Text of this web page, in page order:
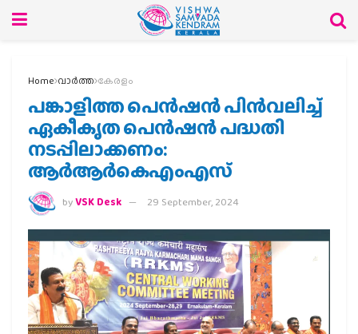
Home വാര്‍ത്ത കേരളം
പങ്കാളിത്ത പെന്‍ഷന്‍ പിന്‍വലിച്ച്
ഏകീകൃത പെന്‍ഷന്‍ പദ്ധതി
നടപ്പിലാക്കണം:
ആര്‍ആര്‍കെഎംഎസ്
byVSK Desk 29 September, 2024